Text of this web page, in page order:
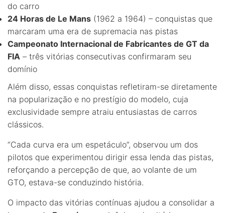
do carro
24 Horas de Le Mans (1962 a 1964) – conquistas que
marcaram uma era de supremacia nas pistas
Campeonato Internacional de Fabricantes de GT da
FIA – três vitórias consecutivas confirmaram seu
domínio
Além disso, essas conquistas refletiram-se diretamente
na popularização e no prestígio do modelo, cuja
exclusividade sempre atraiu entusiastas de carros
clássicos.
“Cada curva era um espetáculo”, observou um dos
pilotos que experimentou dirigir essa lenda das pistas,
reforçando a percepção de que, ao volante de um
GTO, estava-se conduzindo história.
O impacto das vitórias contínuas ajudou a consolidar a